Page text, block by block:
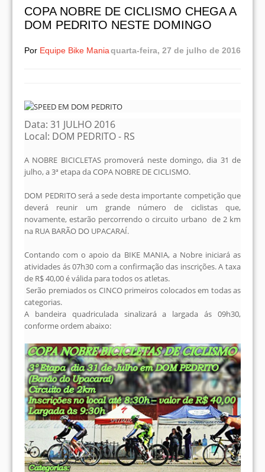
COPA NOBRE DE CICLISMO CHEGA A
DOM PEDRITO NESTE DOMINGO
Por Equipe Bike Maniaquarta-feira, 27 de julho de 2016
Data: 31 JULHO 2016
Local: DOM PEDRITO - RS
A NOBRE BICICLETAS promoverá neste domingo, dia 31 de
julho, a 3ª etapa da COPA NOBRE DE CICLISMO.
DOM PEDRITO será a sede desta importante competição que
deverá reunir um grande número de ciclistas que,
novamente, estarão percorrendo o circuito urbano de 2 km
na RUA BARÃO DO UPACARAÍ.
Contando com o apoio da BIKE MANIA, a Nobre iniciará as
atividades ás 07h30 com a confirmação das inscrições. A taxa
de R$ 40,00 é válida para todos os atletas.
Serão premiados os CINCO primeiros colocados em todas as
categorias.
​A bandeira quadriculada sinalizará a largada ás 09h30,
conforme ordem abaixo: